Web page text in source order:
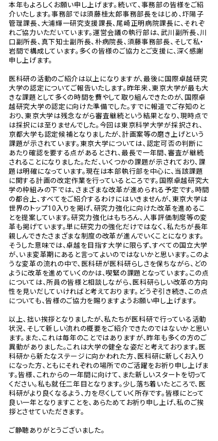
本年もよろしくお願い申し上げます。続いて、事務部の皆様をご紹
介いたします。事務部では須藤桂太郎事務部長をはじめ、圷陽子
管理課長、大浦輝一研究支援課長、尾崎正明病院課長に、それぞ
れご協力いただいています。運営会議の執行部は、武川副所長、川
口副所長、真下知士副所長、朴病院長、須藤事務部長、そして私・
岩間で構成しています。多くの皆様のご協力とご支援に、深く感謝
申し上げます。
医科研の活動のご紹介は以上になりますが、最後に国際卓越研究
大学の認定についてご報告いたします。昨年来、東京大学が最も大
きな課題として多くの時間を費やして取り組んできたのが、国際卓
越研究大学の認定に向けた準備でした。すでに報道でご存知のと
おり、東京大学は残念ながら審査継続という結果となり、現時点で
は採択には至りませんでした。今回は東京科学大学が採択され、
京都大学も認定候補となりましたが、計画案等の磨き上げという
課題が示されています。東京大学については、認定可否の判断に
あたり確認を要する点があるとされ、最長で一年間、審査が継続
されることになりました。ただ、いくつかの課題が示されており、課
題は明確になっています。現在は本部執行部を中心に、当該課題
に関する計画の改定作業を行っているところです。国際卓越研究大
学の枠組みの下では、さまざまな改革が進められる予定です。時間
の都合上、すべてをご紹介するわけにはいきませんが、東京大学は
世界のトップ10入りを掲げ、研究力強化に向けた改革を進めるこ
とを提案しています。研究力強化はもちろん、人事評価制度等の変
革も掲げています。単に研究力の強化だけではなく、私たちが長年
親しんできたさまざまな制度の改革が進んでいくことになります。
そうした意味では、卓越を目指す大学に限らず、すべての国立大学
が、いま変革期にあると言ってよいのではないかと思います。このよ
うな変革の流れの中で、医科研が医科研らしさを保ちながら、どの
ように改革を進めていくのかは、喫緊の課題となっています。この点
については、所員の皆様と相談しながら、医科研らしい改革の方向
性を見いだしていければと考えております。どうぞ引き続き、この点
についても、皆様のご協力を賜りますようお願い申し上げます。
以上、拙い挨拶となりましたが、私たちが医科研で行っている活動
状況、そして新しい流れの概要をご紹介できたのではないかと思い
ます。また、これは毎年のことではありますが、昨年も多くの方のご
異動がありました。これは大学の健全な姿だと考えております。医
科研から新たなステージに向かわれた方、医科研に新しくお入り
になった方、ともにそれぞれの場所でのご活躍をお祈り申し上げま
す。皆様、これからの一年間に向けて、また新しいスタートを切って
ください。私も就任二年目となります。少し落ち着いたところで、医
科研がより良くなるよう、力を尽くしていく所存です。皆様にとって
良い一年となりますことを、あらためてお祈り申し上げ、私のご挨
拶とさせていただきます。
ご静聴ありがとうございました。